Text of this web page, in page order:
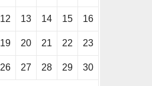
12 13 14 15 16
19 20 21 22 23
26 27 28 29 30